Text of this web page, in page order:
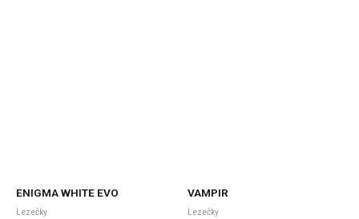
ENIGMA WHITE EVO
Lezečky
VAMPIR
Lezečky